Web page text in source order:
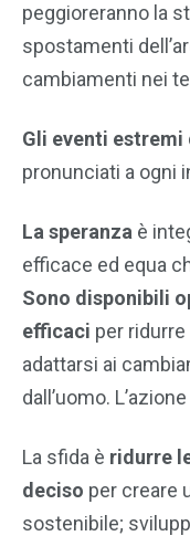
peggioreranno la
spostamenti
cambiamenti nei
Gli eventi estremi
pronunciati a ogni
La speranza è
efficace ed equa
Sono disponibili
efficaci per
adattarsi ai
dall’uomo.
La sfida è ridurre
deciso per creare
sostenibile;